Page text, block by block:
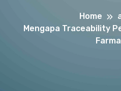
Home
Mengapa Traceability